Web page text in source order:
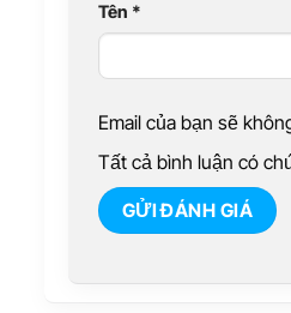
Tên *
Email của bạn sẽ
Tất cả bình luận có